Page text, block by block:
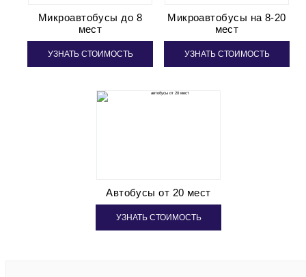
Микроавтобусы до 8
мест
УЗНАТЬ СТОИМОСТЬ
Микроавтобусы на 8-20
мест
УЗНАТЬ СТОИМОСТЬ
Автобусы от 20 мест
УЗНАТЬ СТОИМОСТЬ